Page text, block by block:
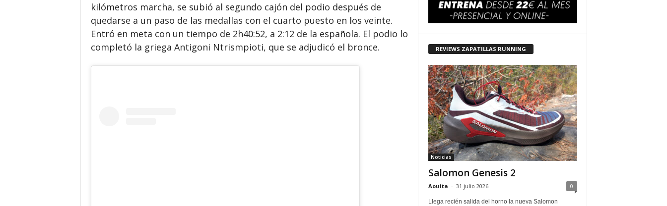
kilómetros marcha, se subió al segundo cajón del podio después de
quedarse a un paso de las medallas con el cuarto puesto en los veinte.
Entró en meta con un tiempo de 2h40:52, a 2:12 de la española. El podio lo
completó la griega Antigoni Ntrismpioti, que se adjudicó el bronce.
REVIEWS ZAPATILLAS RUNNING
Noticias
Salomon Genesis 2
Aouita - 31 julio 2026 0
Llega recién salida del horno la nueva Salomon